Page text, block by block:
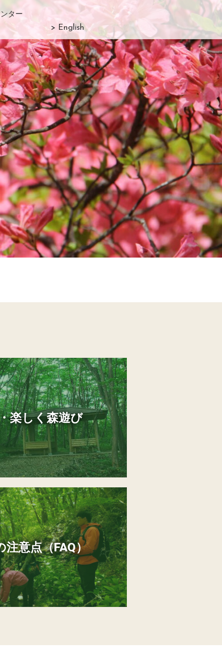
ター
> English
楽しく森遊び
注意点（FAQ）